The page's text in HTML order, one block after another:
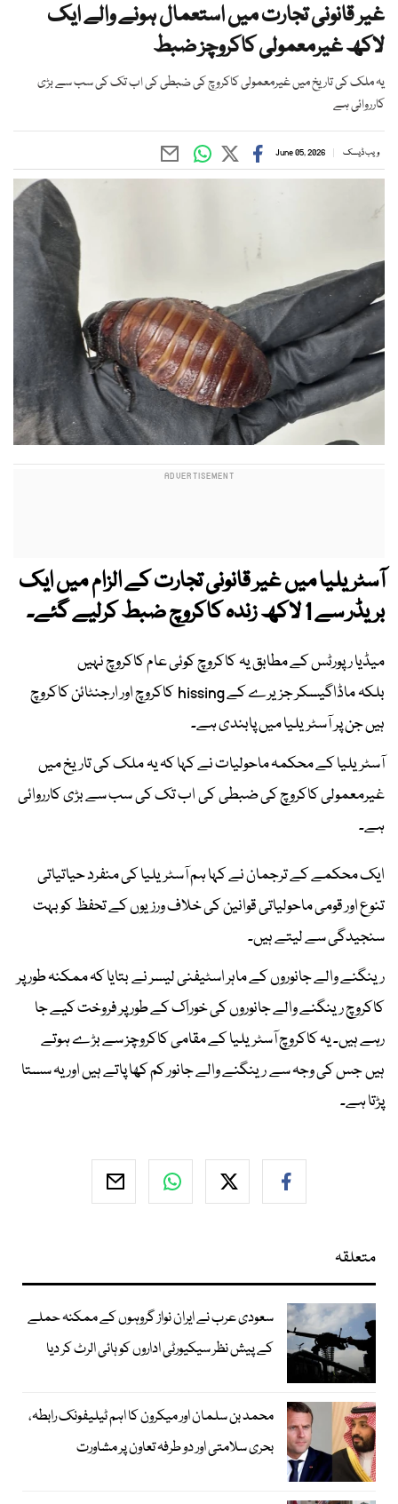
غیر قانونی تجارت میں استعمال ہونے والے ایک
لاکھ غیرمعمولی کاکروچز ضبط
یہ ملک کی تاریخ میں غیرمعمولی کاکروچ کی ضبطی کی اب تک کی سب سے بڑی
کارروائی ہے
ویب ڈیسک June 05, 2026
آسٹریلیا میں غیر قانونی تجارت کے الزام میں ایک
بریڈر سے 1 لاکھ زندہ کاکروچ ضبط کرلیے گئے۔
میڈیا رپورٹس کے مطابق یہ کاکروچ کوئی عام کاکروچ نہیں
بلکہ ماڈاگیسکر جزیرے کے hissing کاکروچ اور ارجنٹائن کاکروچ
ہیں جن پر آسٹریلیا میں پابندی ہے۔
آسٹریلیا کے محکمہ ماحولیات نے کہا کہ یہ ملک کی تاریخ میں
غیرمعمولی کاکروچ کی ضبطی کی اب تک کی سب سے بڑی کارروائی
ہے۔
ایک محکمے کے ترجمان نے کہا ہم آسٹریلیا کی منفرد حیاتیاتی
تنوع اور قومی ماحولیاتی قوانین کی خلاف ورزیوں کے تحفظ کو بہت
سنجیدگی سے لیتے ہیں۔
رینگنے والے جانوروں کے ماہر اسٹیفنی لیسر نے بتایا کہ ممکنہ طور پر
کاکروچ رینگنے والے جانوروں کی خوراک کے طور پر فروخت کیے جا
رہے ہیں۔ یہ کاکروچ آسٹریلیا کے مقامی کاکروچز سے بڑے ہوتے
ہیں جس کی وجہ سے رینگنے والے جانور کم کھا پاتے ہیں اور یہ سستا
پڑتا ہے۔
متعلقہ
سعودی عرب نے ایران نواز گروہوں کے ممکنہ حملے
کے پیش نظر سیکیورٹی اداروں کو ہائی الرٹ کر دیا
محمد بن سلمان اور میکرون کا اہم ٹیلیفونک رابطہ،
بحری سلامتی اور دو طرفہ تعاون پر مشاورت